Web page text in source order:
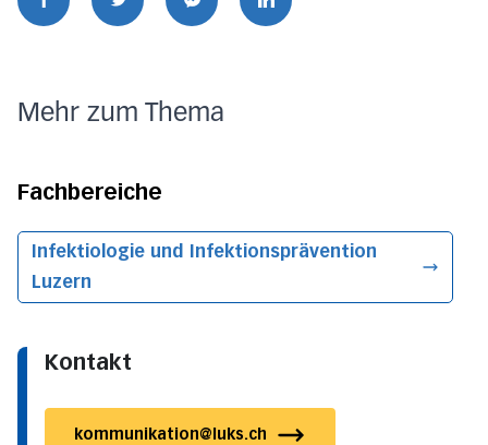
Mehr zum Thema
Fachbereiche
Infektiologie und Infektionsprävention
Luzern
Kontakt
kommunikation@luks.ch